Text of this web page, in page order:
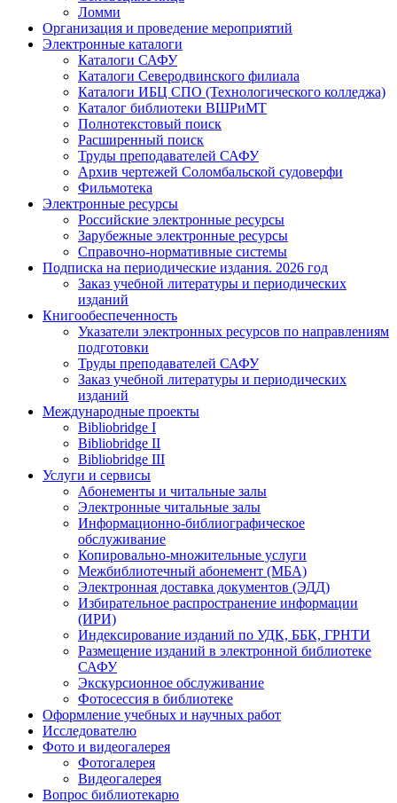
Ломми
Организация и проведение мероприятий
Электронные каталоги
Каталоги САФУ
Каталоги Северодвинского филиала
Каталоги ИБЦ СПО (Технологического колледжа)
Каталог библиотеки ВШРиМТ
Полнотекстовый поиск
Расширенный поиск
Труды преподавателей САФУ
Архив чертежей Соломбальской судоверфи
Фильмотека
Электронные ресурсы
Российские электронные ресурсы
Зарубежные электронные ресурсы
Справочно-нормативные системы
Подписка на периодические издания. 2026 год
Заказ учебной литературы и периодических
изданий
Книгообеспеченность
Указатели электронных ресурсов по направлениям
подготовки
Труды преподавателей САФУ
Заказ учебной литературы и периодических
изданий
Международные проекты
Bibliobridge I
Bibliobridge II
Bibliobridge III
Услуги и сервисы
Абонементы и читальные залы
Электронные читальные залы
Информационно-библиографическое
обслуживание
Копировально-множительные услуги
Межбиблиотечный абонемент (МБА)
Электронная доставка документов (ЭДД)
Избирательное распространение информации
(ИРИ)
Индексирование изданий по УДК, ББК, ГРНТИ
Размещение изданий в электронной библиотеке
САФУ
Экскурсионное обслуживание
Фотосессия в библиотеке
Оформление учебных и научных работ
Исследователю
Фото и видеогалерея
Фотогалерея
Видеогалерея
Вопрос библиотекарю